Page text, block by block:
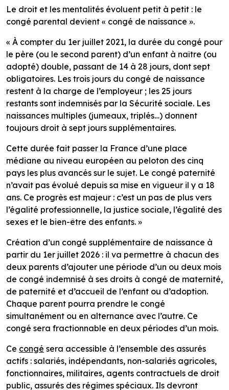
Le droit et les mentalités évoluent petit à petit : le
congé parental devient « congé de naissance ».
« À compter du 1er juillet 2021, la durée du congé pour
le père (ou le second parent) d’un enfant à naître (ou
adopté) double, passant de 14 à 28 jours, dont sept
obligatoires. Les trois jours du congé de naissance
restent à la charge de l’employeur ; les 25 jours
restants sont indemnisés par la Sécurité sociale. Les
naissances multiples (jumeaux, triplés…) donnent
toujours droit à sept jours supplémentaires.
Cette durée fait passer la France d’une place
médiane au niveau européen au peloton des cinq
pays les plus avancés sur le sujet. Le congé paternité
n’avait pas évolué depuis sa mise en vigueur il y a 18
ans. Ce progrès est majeur : c’est un pas de plus vers
l’égalité professionnelle, la justice sociale, l’égalité des
sexes et le bien-être des enfants. »
Création d’un congé supplémentaire de naissance à
partir du 1er juillet 2026 : il va permettre à chacun des
deux parents d’ajouter une période d’un ou deux mois
de congé indemnisé à ses droits à congé de maternité,
de paternité et d’accueil de l’enfant ou d’adoption.
Chaque parent pourra prendre le congé
simultanément ou en alternance avec l’autre. Ce
congé sera fractionnable en deux périodes d’un mois.
Ce congé sera accessible à l’ensemble des assurés
actifs : salariés, indépendants, non-salariés agricoles,
fonctionnaires, militaires, agents contractuels de droit
public, assurés des régimes spéciaux. Ils devront